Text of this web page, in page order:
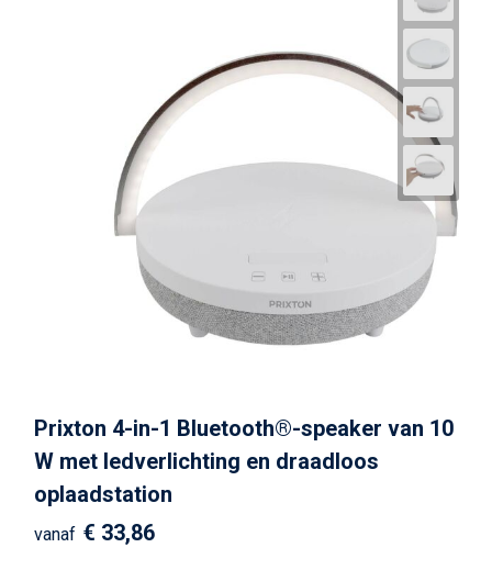
Prixton 4-in-1 Bluetooth®-speaker van 10
W met ledverlichting en draadloos
oplaadstation
vanaf € 33,86